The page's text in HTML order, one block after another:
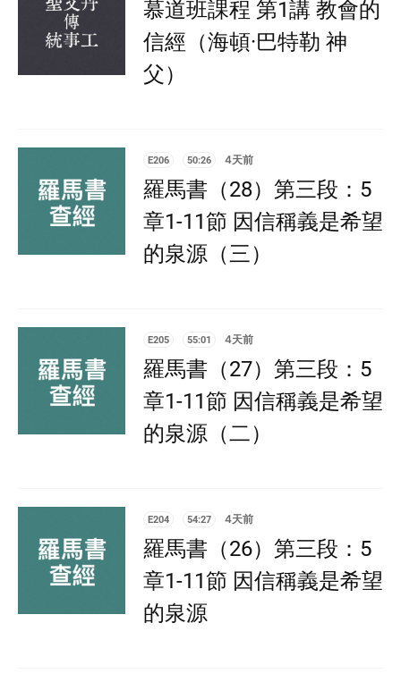
慕道班課程 第1講 教會的
信經（海頓·巴特勒 神
父）
E206 50:26 4天前
羅馬書（28）第三段：5
章1-11節 因信稱義是希望
的泉源（三）
E205 55:01 4天前
羅馬書（27）第三段：5
章1-11節 因信稱義是希望
的泉源（二）
E204 54:27 4天前
羅馬書（26）第三段：5
章1-11節 因信稱義是希望
的泉源